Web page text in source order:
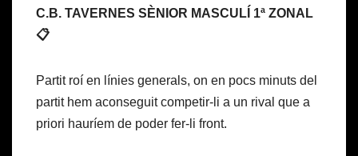
C.B. TAVERNES SÈNIOR MASCULÍ 1ª ZONAL
📋
Partit roí en línies generals, on en pocs minuts del
partit hem aconseguit competir-li a un rival que a
priori hauríem de poder fer-li front.